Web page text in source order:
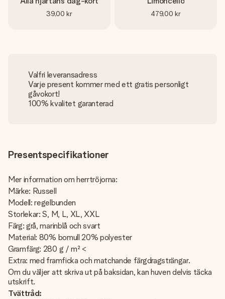
39,00 kr 479,00 kr
Valfri leveransadress
Varje present kommer med ett gratis personligt
gåvokort!
100% kvalitet garanterad
Presentspecifikationer
Mer information om herrtröjorna:
Märke: Russell
Modell: regelbunden
Storlekar: S, M, L, XL, XXL
Färg: grå, marinblå och svart
Material: 80% bomull 20% polyester
Gramfärg: 280 g / m² <
Extra: med framficka och matchande färgdragsträngar.
Om du väljer att skriva ut på baksidan, kan huven delvis täcka
utskrift.
Tvättråd: